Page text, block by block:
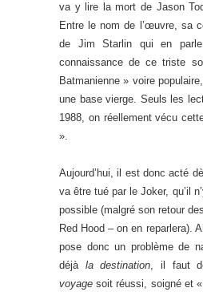
va y lire la mort de Jason
Entre le nom de l’œuvre, sa
de Jim Starlin qui en
connaissance de ce triste
Batmanienne » voire
une base vierge. Seuls les
1988, on réellement vécu
».
Aujourd’hui, il est donc acté
va être tué par le Joker, qu’il
possible (malgré son retour
Red Hood – on en reparlera).
pose donc un problème de
déjà la destination, il faut
voyage soit réussi, soigné et